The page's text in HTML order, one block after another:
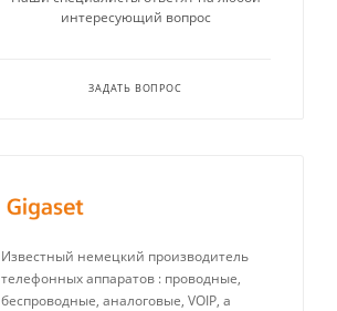
Известный немецкий производитель
телефонных аппаратов : проводные,
беспроводные, аналоговые, VOIP, а
интересующий вопрос
ЗАДАТЬ ВОПРОС